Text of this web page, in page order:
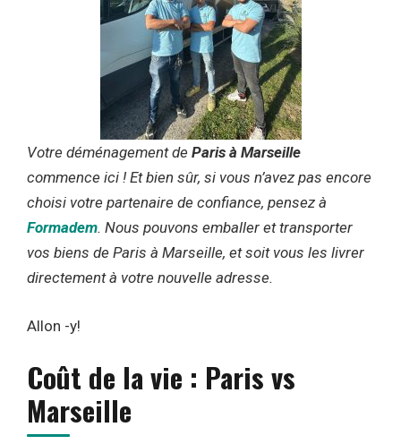
Votre déménagement de Paris à Marseille
commence ici ! Et bien sûr, si vous n’avez pas encore
choisi votre partenaire de confiance, pensez à
Formadem. Nous pouvons emballer et transporter
vos biens de Paris à Marseille, et soit vous les livrer
directement à votre nouvelle adresse.
Allon -y!
Coût de la vie : Paris vs
Marseille